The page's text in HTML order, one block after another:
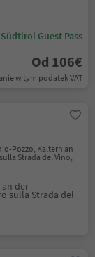
Südtirol Guest Pass
Od 106€
w tym podatek VAT
Pozzo, Kaltern an
Strada del Vino,
der
sulla Strada del